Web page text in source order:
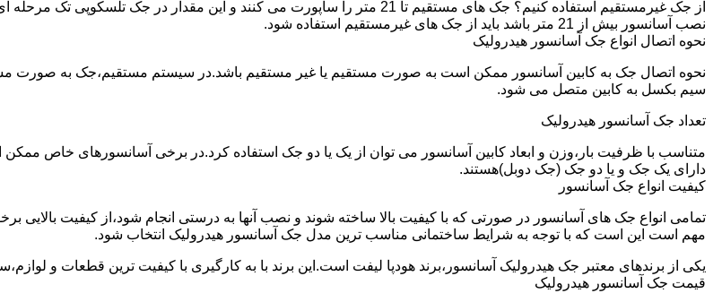
نصب آسانسور بیش از 21 متر باشد باید از جک های غیرمستقیم استفاده شود.
نحوه اتصال انواع جک آسانسور هیدرولیک
نحوه اتصال جک به کابین آسانسور ممکن است به صورت مستقیم یا غیر مستقیم باشد.در سیستم مستقیم،جک به صورت
سیم بکسل به کابین متصل می شود.
تعداد جک آسانسور هیدرولیک
متناسب با ظرفیت بار،وزن و ابعاد کابین آسانسور می توان از یک یا دو جک استفاده کرد.در برخی آسانسورهای خاص
دارای یک جک و یا دو جک (جک دوبل)هستند.
کیفیت انواع جک آسانسور
تمامی انواع جک های آسانسور در صورتی که با کیفیت بالا ساخته شوند و نصب آنها به درستی انجام شود،از کیفیت
مهم است این است که با توجه به شرایط ساختمانی مناسب ترین مدل جک آسانسور هیدرولیک انتخاب شود.
یکی از برندهای معتبر جک هیدرولیک آسانسور،برند هودپا لیفت است.این برند با به کارگیری با کیفیت ترین قطعات و
قیمت جک آسانسور هیدرولیک